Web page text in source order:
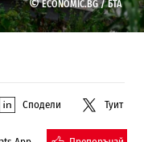
©ECONOMIC.BG /БТА
Сподели Туит